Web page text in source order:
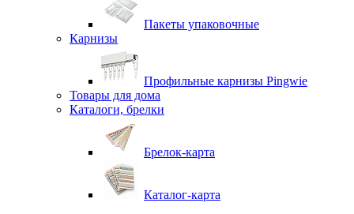
Пакеты упаковочные
Карнизы
Профильные карнизы Pingwie
Товары для дома
Каталоги, брелки
Брелок-карта
Каталог-карта